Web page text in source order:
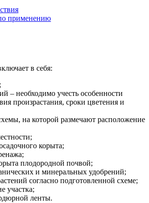
применению
в себя:
– необходимо учесть особенности
произрастания, сроки цветения и
на которой размечают расположение
корыта;
плодородной почвой;
и минеральных удобрений;
согласно подготовленной схеме;
участка;
ленты.